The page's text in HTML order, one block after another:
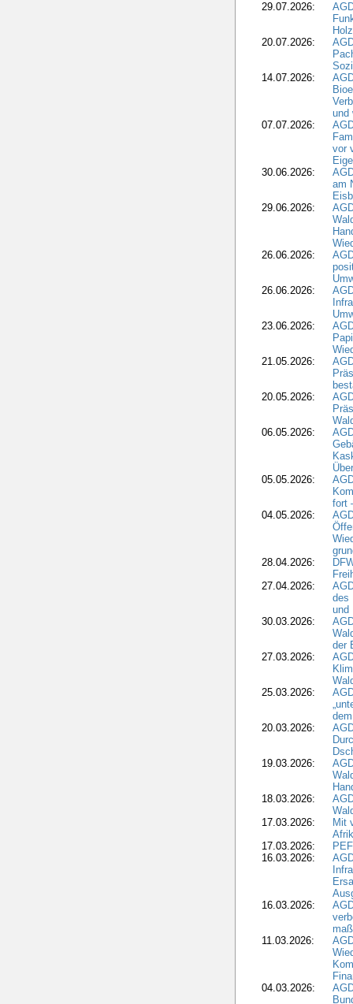
29.07.2026:
20.07.2026:
14.07.2026:
und
07.07.2026:
vor
30.06.2026:
am
29.06.2026:
26.06.2026:
26.06.2026:
23.06.2026:
21.05.2026:
20.05.2026:
06.05.2026:
05.05.2026:
fort
04.05.2026:
28.04.2026:
27.04.2026:
des
und
30.03.2026:
der
27.03.2026:
25.03.2026:
20.03.2026:
19.03.2026:
18.03.2026:
17.03.2026:
Mit
17.03.2026:
16.03.2026:
16.03.2026:
11.03.2026:
04.03.2026: